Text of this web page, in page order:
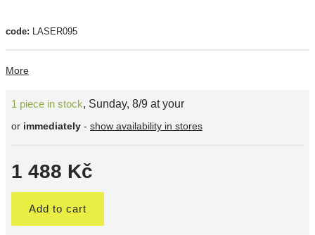
code: LASER095
More
1 piece in stock, Sunday, 8/9 at your
or immediately - show availability in stores
1 488 Kč
Add to cart